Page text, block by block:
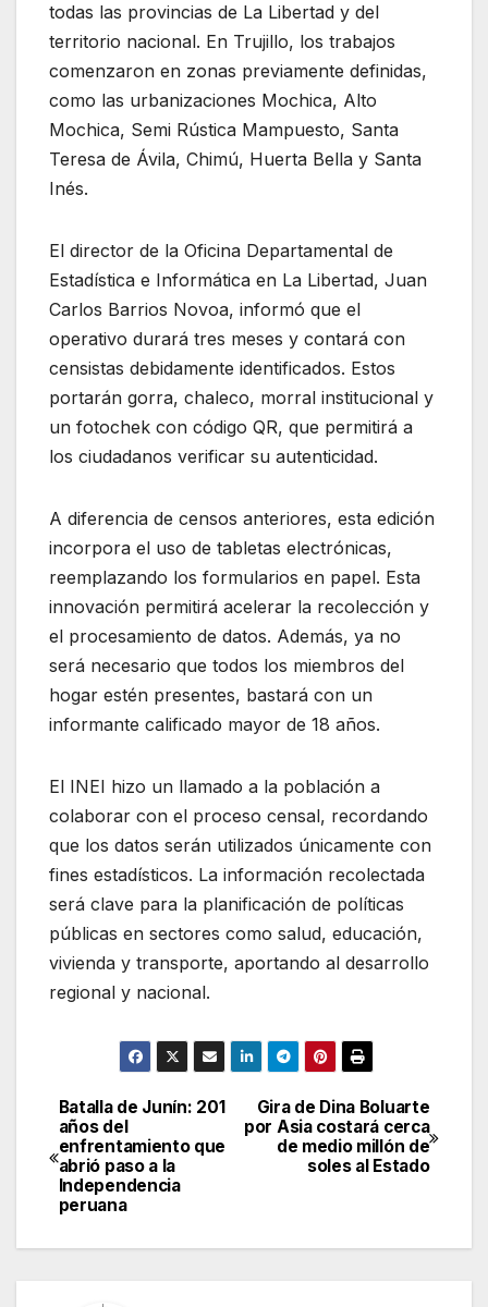
todas las provincias de La Libertad y del
territorio nacional. En Trujillo, los trabajos
comenzaron en zonas previamente definidas,
como las urbanizaciones Mochica, Alto
Mochica, Semi Rústica Mampuesto, Santa
Teresa de Ávila, Chimú, Huerta Bella y Santa
Inés.
El director de la Oficina Departamental de
Estadística e Informática en La Libertad, Juan
Carlos Barrios Novoa, informó que el
operativo durará tres meses y contará con
censistas debidamente identificados. Estos
portarán gorra, chaleco, morral institucional y
un fotochek con código QR, que permitirá a
los ciudadanos verificar su autenticidad.
A diferencia de censos anteriores, esta edición
incorpora el uso de tabletas electrónicas,
reemplazando los formularios en papel. Esta
innovación permitirá acelerar la recolección y
el procesamiento de datos. Además, ya no
será necesario que todos los miembros del
hogar estén presentes, bastará con un
informante calificado mayor de 18 años.
El INEI hizo un llamado a la población a
colaborar con el proceso censal, recordando
que los datos serán utilizados únicamente con
fines estadísticos. La información recolectada
será clave para la planificación de políticas
públicas en sectores como salud, educación,
vivienda y transporte, aportando al desarrollo
regional y nacional.
Navegación
de
entradas
Gira de Dina Boluarte
por Asia costará cerca
de medio millón de
soles al Estado
Batalla de Junín: 201
años del
enfrentamiento que
abrió paso a la
Independencia
peruana